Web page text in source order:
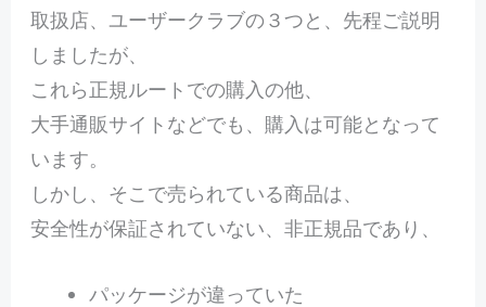
取扱店、ユーザークラブの３つと、先程ご説明
しましたが、
これら正規ルートでの購入の他、
大手通販サイトなどでも、購入は可能となって
います。
しかし、そこで売られている商品は、
安全性が保証されていない、非正規品であり、
パッケージが違っていた